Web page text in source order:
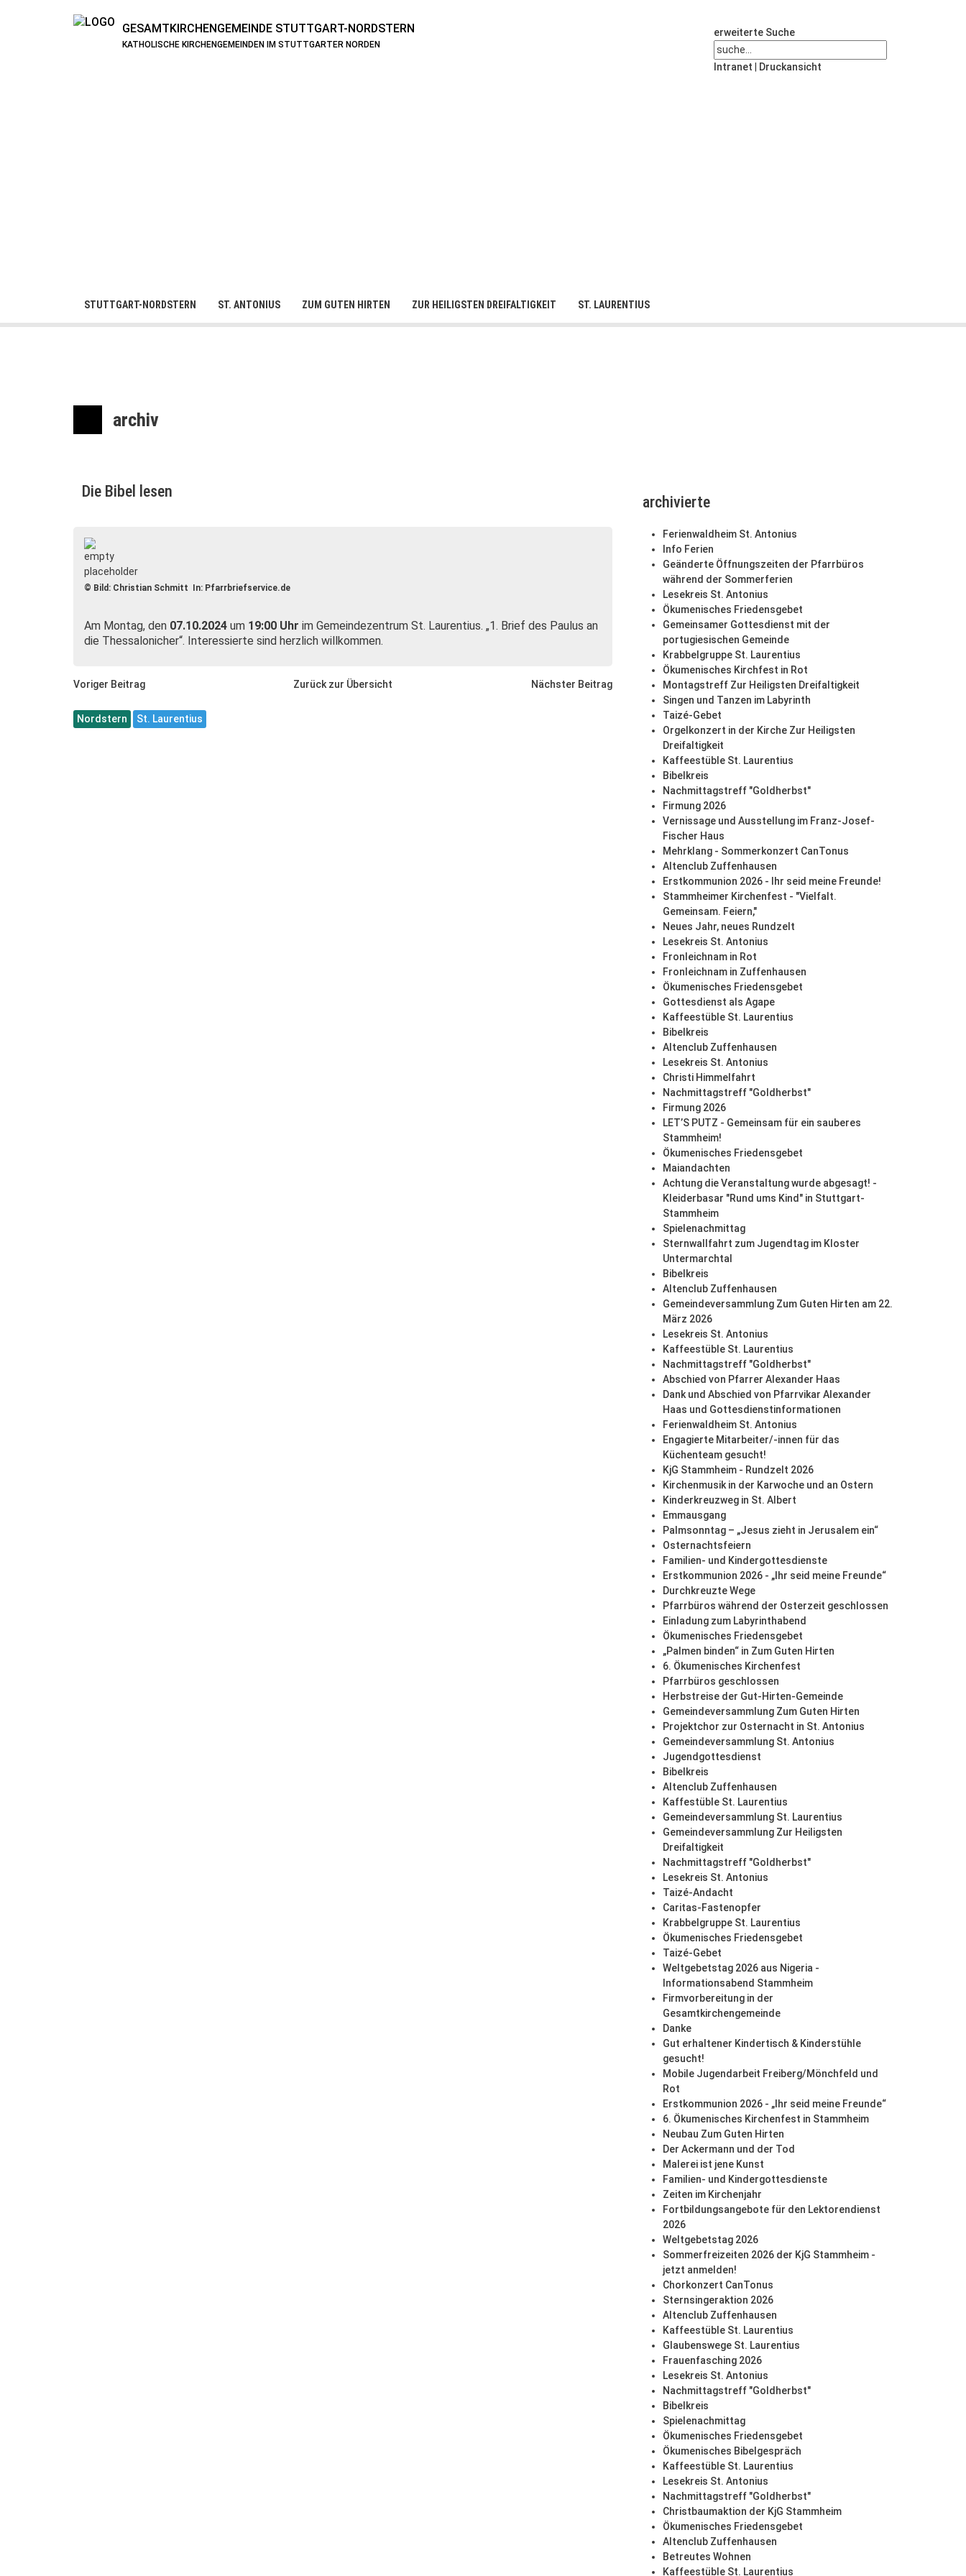
GESAMTKIRCHENGEMEINDE STUTTGART-NORDSTERN
KATHOLISCHE KIRCHENGEMEINDEN IM STUTTGARTER NORDEN
erweiterte Suche
Intranet Druckansicht
STUTTGART-NORDSTERN ST. ANTONIUS ZUM GUTEN HIRTEN ZUR HEILIGSTEN DREIFALTIGKEIT ST. LAURENTIUS
archiv
Die Bibel lesen
© Bild: Christian Schmitt In: Pfarrbriefservice.de
Am Montag, den 07.10.2024 um 19:00 Uhr im Gemeindezentrum St. Laurentius. „1. Brief des Paulus an
die Thessalonicher“. Interessierte sind herzlich willkommen.
Voriger Beitrag Zurück zur Übersicht Nächster Beitrag
Nordstern St. Laurentius
archivierte
Ferienwaldheim St. Antonius
Info Ferien
Geänderte Öffnungszeiten der Pfarrbüros
während der Sommerferien
Lesekreis St. Antonius
Ökumenisches Friedensgebet
Gemeinsamer Gottesdienst mit der
portugiesischen Gemeinde
Krabbelgruppe St. Laurentius
Ökumenisches Kirchfest in Rot
Montagstreff Zur Heiligsten Dreifaltigkeit
Singen und Tanzen im Labyrinth
Taizé-Gebet
Orgelkonzert in der Kirche Zur Heiligsten
Dreifaltigkeit
Kaffeestüble St. Laurentius
Bibelkreis
Nachmittagstreff "Goldherbst"
Firmung 2026
Vernissage und Ausstellung im Franz-Josef-
Fischer Haus
Mehrklang - Sommerkonzert CanTonus
Altenclub Zuffenhausen
Erstkommunion 2026 - Ihr seid meine Freunde!
Stammheimer Kirchenfest - "Vielfalt.
Gemeinsam. Feiern,"
Neues Jahr, neues Rundzelt
Lesekreis St. Antonius
Fronleichnam in Rot
Fronleichnam in Zuffenhausen
Ökumenisches Friedensgebet
Gottesdienst als Agape
Kaffeestüble St. Laurentius
Bibelkreis
Altenclub Zuffenhausen
Lesekreis St. Antonius
Christi Himmelfahrt
Nachmittagstreff "Goldherbst"
Firmung 2026
LET’S PUTZ - Gemeinsam für ein sauberes
Stammheim!
Ökumenisches Friedensgebet
Maiandachten
Achtung die Veranstaltung wurde abgesagt! -
Kleiderbasar "Rund ums Kind" in Stuttgart-
Stammheim
Spielenachmittag
Sternwallfahrt zum Jugendtag im Kloster
Untermarchtal
Bibelkreis
Altenclub Zuffenhausen
Gemeindeversammlung Zum Guten Hirten am 22.
März 2026
Lesekreis St. Antonius
Kaffeestüble St. Laurentius
Nachmittagstreff "Goldherbst"
Abschied von Pfarrer Alexander Haas
Dank und Abschied von Pfarrvikar Alexander
Haas und Gottesdienstinformationen
Ferienwaldheim St. Antonius
Engagierte Mitarbeiter/-innen für das
Küchenteam gesucht!
KjG Stammheim - Rundzelt 2026
Kirchenmusik in der Karwoche und an Ostern
Kinderkreuzweg in St. Albert
Emmausgang
Palmsonntag – „Jesus zieht in Jerusalem ein“
Osternachtsfeiern
Familien- und Kindergottesdienste
Erstkommunion 2026 - „Ihr seid meine Freunde“
Durchkreuzte Wege
Pfarrbüros während der Osterzeit geschlossen
Einladung zum Labyrinthabend
Ökumenisches Friedensgebet
„Palmen binden“ in Zum Guten Hirten
6. Ökumenisches Kirchenfest
Pfarrbüros geschlossen
Herbstreise der Gut-Hirten-Gemeinde
Gemeindeversammlung Zum Guten Hirten
Projektchor zur Osternacht in St. Antonius
Gemeindeversammlung St. Antonius
Jugendgottesdienst
Bibelkreis
Altenclub Zuffenhausen
Kaffestüble St. Laurentius
Gemeindeversammlung St. Laurentius
Gemeindeversammlung Zur Heiligsten
Dreifaltigkeit
Nachmittagstreff "Goldherbst"
Lesekreis St. Antonius
Taizé-Andacht
Caritas-Fastenopfer
Krabbelgruppe St. Laurentius
Ökumenisches Friedensgebet
Taizé-Gebet
Weltgebetstag 2026 aus Nigeria -
Informationsabend Stammheim
Firmvorbereitung in der
Gesamtkirchengemeinde
Danke
Gut erhaltener Kindertisch & Kinderstühle
gesucht!
Mobile Jugendarbeit Freiberg/Mönchfeld und
Rot
Erstkommunion 2026 - „Ihr seid meine Freunde“
6. Ökumenisches Kirchenfest in Stammheim
Neubau Zum Guten Hirten
Der Ackermann und der Tod
Malerei ist jene Kunst
Familien- und Kindergottesdienste
Zeiten im Kirchenjahr
Fortbildungsangebote für den Lektorendienst
2026
Weltgebetstag 2026
Sommerfreizeiten 2026 der KjG Stammheim -
jetzt anmelden!
Chorkonzert CanTonus
Sternsingeraktion 2026
Altenclub Zuffenhausen
Kaffeestüble St. Laurentius
Glaubenswege St. Laurentius
Frauenfasching 2026
Lesekreis St. Antonius
Nachmittagstreff "Goldherbst"
Bibelkreis
Spielenachmittag
Ökumenisches Friedensgebet
Ökumenisches Bibelgespräch
Kaffeestüble St. Laurentius
Lesekreis St. Antonius
Nachmittagstreff "Goldherbst"
Christbaumaktion der KjG Stammheim
Ökumenisches Friedensgebet
Altenclub Zuffenhausen
Betreutes Wohnen
Kaffeestüble St. Laurentius